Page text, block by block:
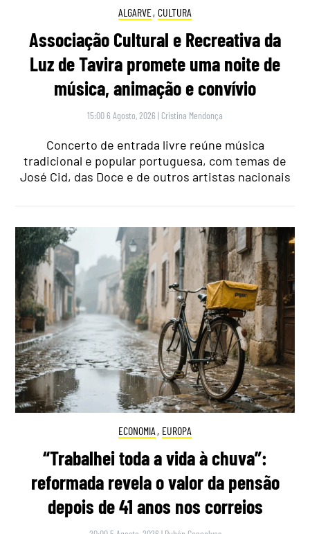
ALGARVE, CULTURA
Associação Cultural e Recreativa da
Luz de Tavira promete uma noite de
música, animação e convívio
15:00 6 Agosto, 2026 | Cristina Mendonça
Concerto de entrada livre reúne música
tradicional e popular portuguesa, com temas de
José Cid, das Doce e de outros artistas nacionais
ECONOMIA , EUROPA
“Trabalhei toda a vida à chuva”:
reformada revela o valor da pensão
depois de 41 anos nos correios